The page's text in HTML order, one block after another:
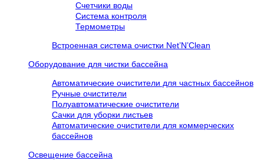
Счетчики воды
Система контроля
Термометры
Встроенная система очистки Net’N’Clean
Оборудование для чистки бассейна
Автоматические очистители для частных бассейнов
Ручные очистители
Полуавтоматические очистители
Сачки для уборки листьев
Автоматические очистители для коммерческих
бассейнов
Освещение бассейна